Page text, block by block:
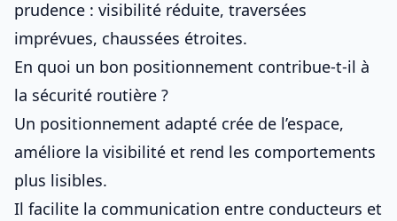
prudence : visibilité réduite, traversées
imprévues, chaussées étroites.
En quoi un bon positionnement contribue-t-il à
la sécurité routière ?
Un positionnement adapté crée de l’espace,
améliore la visibilité et rend les comportements
plus lisibles.
Il facilite la communication entre conducteurs et